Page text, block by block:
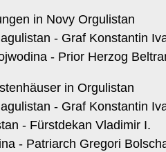
in Novy Orgulistan
- Graf Konstantin
- Prior Herzog
in Orgulistan
- Graf Konstantin
- Fürstdekan Vladimir I.
- Patriarch Gregori